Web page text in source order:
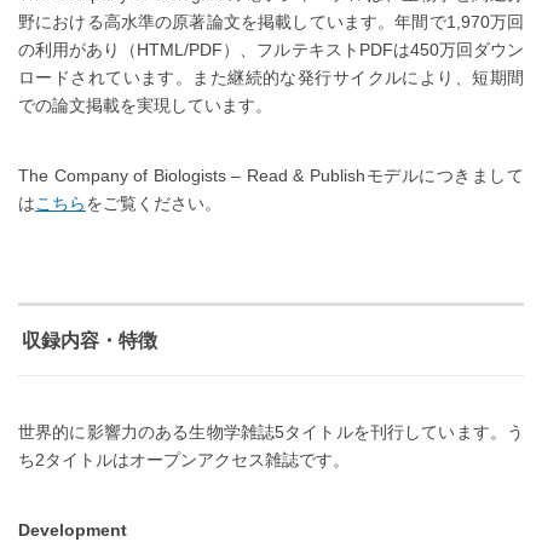
野における高水準の原著論文を掲載しています。年間で1,970万回
の利用があり（HTML/PDF）、フルテキストPDFは450万回ダウン
ロードされています。また継続的な発行サイクルにより、短期間
での論文掲載を実現しています。
The Company of Biologists – Read & Publishモデルにつきまして
はこちらをご覧ください。
収録内容・特徴
世界的に影響力のある生物学雑誌5タイトルを刊行しています。う
ち2タイトルはオープンアクセス雑誌です。
Development